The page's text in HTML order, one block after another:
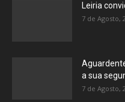
Leiria
7 de Agosto,
a sua
7 de Agosto,